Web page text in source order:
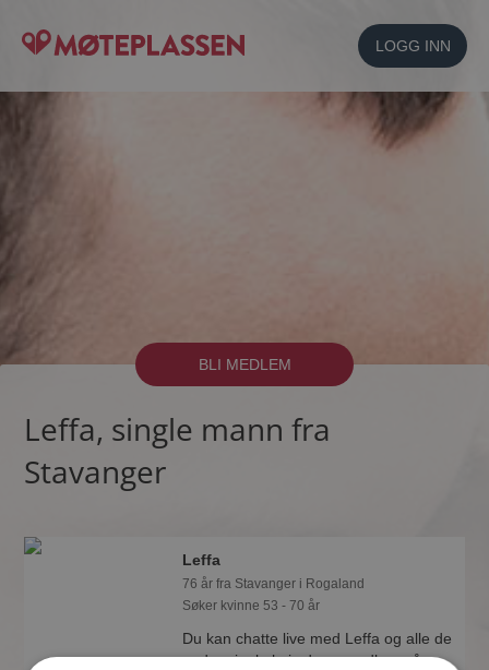
LOGG INN
BLI MEDLEM
Leffa, single mann fra
Stavanger
Leffa
76 år fra Stavanger i Rogaland
Søker kvinne 53 - 70 år
Du kan chatte live med Leffa og alle de
andre single hvis du er medlem på